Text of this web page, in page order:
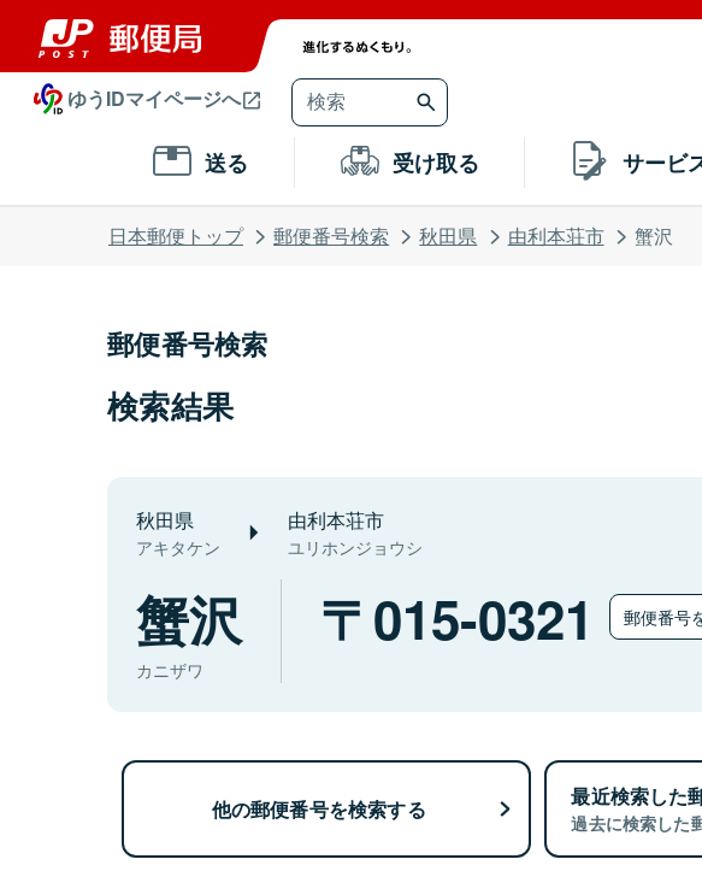
ゆうIDマイページへ
送る 受け取る サービ
日本郵便トップ 郵便番号検索 秋田県 由利本荘市 蟹沢
郵便番号検索
検索結果
秋田県
アキタケン
由利本荘市
ユリホンジョウシ
蟹沢
カニザワ
015-0321 郵便番号
他の郵便番号を検索する 最近検索した
過去に検索した